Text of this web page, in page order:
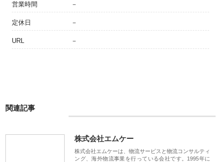
営業時間 －
定休日 －
URL －
関連記事
株式会社エムケー
株式会社エムケーは、物流サービスと物流コンサルティ
ング、海外物流事業を行っている会社です。1995年に